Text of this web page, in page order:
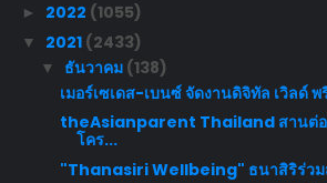
► 2022 (1055)
▼ 2021 (2433)
▼ ธันวาคม (138)
เมอร์เซเดส-เบนซ์ จัดงานดิจิทัล เวิลด์ พ
theAsianparent Thailand สานต่อ
โคร...
"Thanasiri Wellbeing" ธนาสิริร่วม